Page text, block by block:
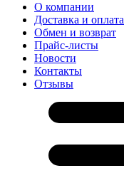
О компании
Доставка и оплата
Обмен и возврат
Прайс-листы
Новости
Контакты
Отзывы